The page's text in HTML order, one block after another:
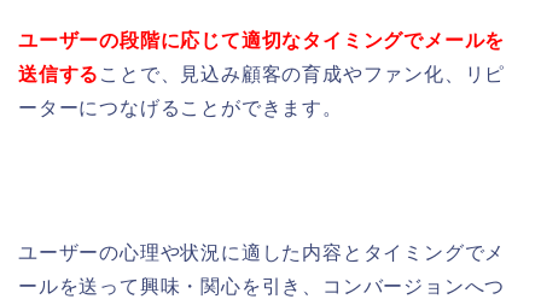
ユーザーの段階に応じて適切なタイミングでメールを
送信する ことで、 見込み顧客の育成やファン化、リピ
ーターにつなげることができます。
ユーザーの心理や状況に適した内容とタイミングでメ
ールを送って興味・関心を引き、コンバージョンへつ